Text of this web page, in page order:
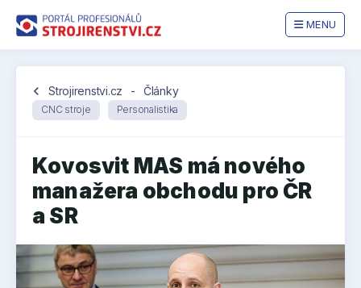
MENU
chevron_left Strojirenstvi.cz - Články
CNC stroje Personalistika
Kovosvit MAS má nového
manažera obchodu pro ČR
a SR